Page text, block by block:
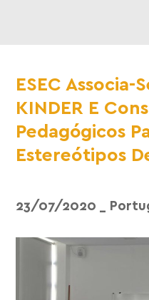
ESEC Associa-
KINDER E
Pedagógicos
Estereótipos
23/07/2020 _